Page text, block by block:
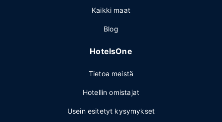
Kaikki maat
Blog
HotelsOne
Tietoa meistä
Hotellin omistajat
Usein esitetyt kysymykset